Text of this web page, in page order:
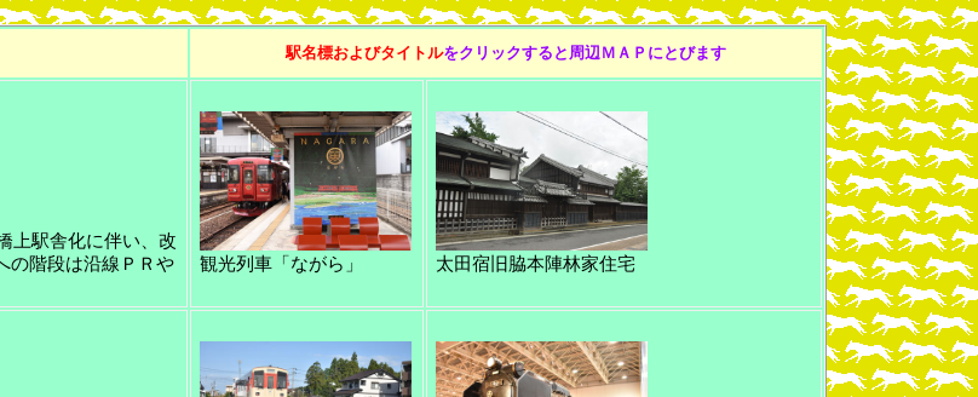
駅名標およびタイトルをクリックすると周辺ＭＡＰにとびます
上駅舎化に伴い、改
の階段は沿線ＰＲや
観光列車「ながら」 太田宿旧脇本陣林家住宅